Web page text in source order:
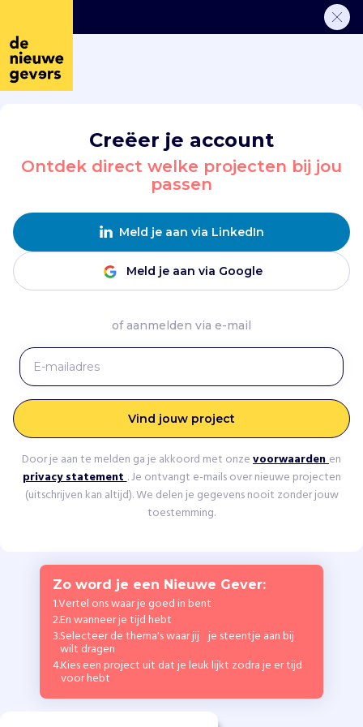
Creëer je account
Ontdek direct welke projecten bij jou
passen
Meld je aan via LinkedIn
Meld je aan via Google
of aanmelden via e-mail
Vind jouw project
Door je aan te melden ga je akkoord met onzevoorwaardenen
privacy statement. Je ontvangt e-mails over nieuwe projecten
(uitschrijven kan altijd). We delen je gegevens nooit zonder jouw
toestemming.
Zo word je een Nieuwe Gever:
1.Vertel ons waar je goed in bent
2.En wanneer je tijd hebt
3.Selecteer de thema's waar jij je steentje aan bij
wilt dragen
4.Kies een project uit dat je leuk lijkt zodra je er tijd
voor hebt